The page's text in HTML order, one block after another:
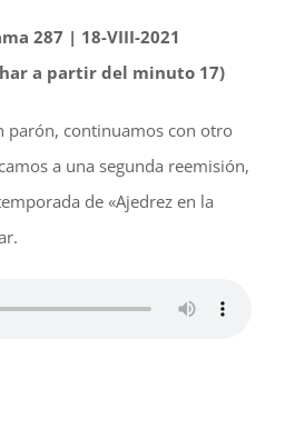
287 | 18-VIII-2021
a partir del minuto 17)
parón, continuamos con otro
a una segunda reemisión,
de «Ajedrez en la